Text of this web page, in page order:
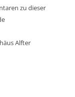
zu dieser
Alfter